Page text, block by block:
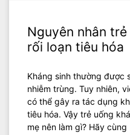
Nguyên nhân
rối loạn tiêu hóa
Kháng sinh thường được
nhiễm trùng. Tuy nhiên,
có thể gây ra tác dụng
tiêu hóa. Vậy trẻ uống
mẹ nên làm gì? Hãy cùng